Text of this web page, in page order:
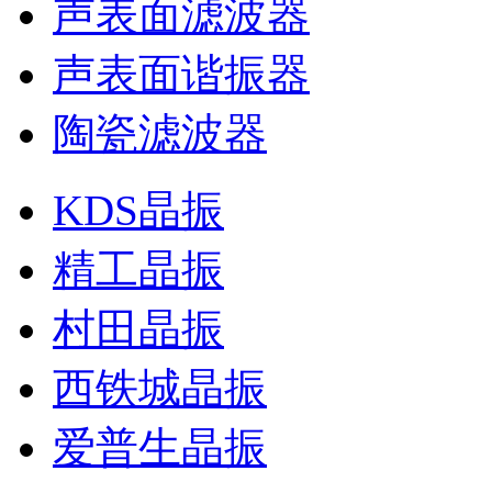
声表面滤波器
声表面谐振器
陶瓷滤波器
KDS晶振
精工晶振
村田晶振
西铁城晶振
爱普生晶振